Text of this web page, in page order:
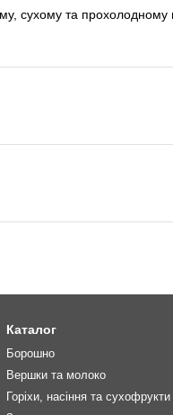
сухому та прохолодному
Каталог
Борошно
Вершки та молоко
Горіхи, насіння та сухофрукти